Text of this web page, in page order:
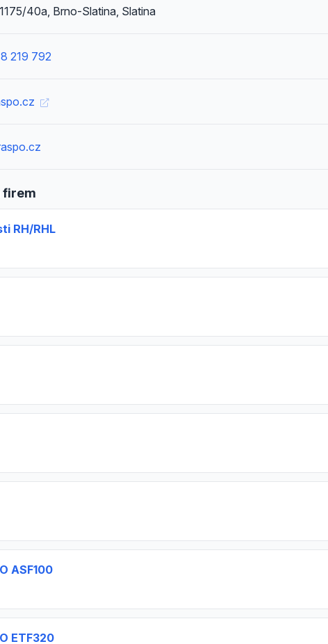
40a, Brno-Slatina, Slatina
219 792
firem
RH/RHL
ASF100
ETF320